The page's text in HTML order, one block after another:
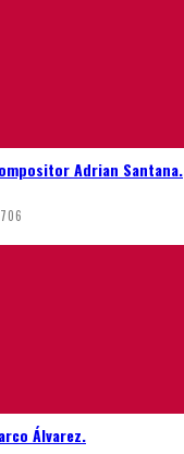
Adrian Santana.
Álvarez.